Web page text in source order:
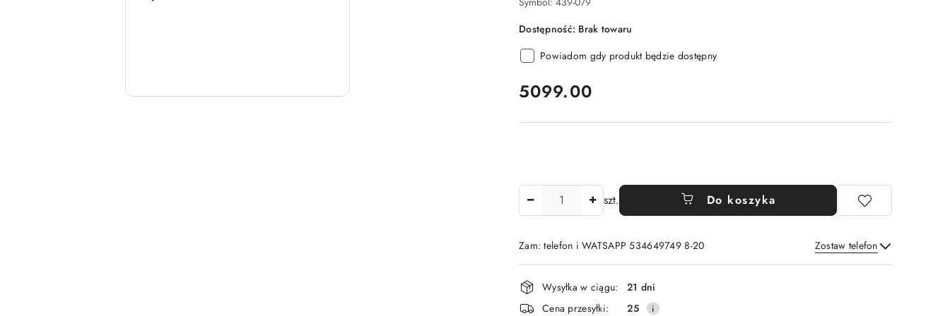
Dostępność: Brak towaru
Powiadom gdy produkt będzie dostępny
cena:
5099.00
szt. Do koszyka
Zam: telefon i WATSAPP 534649749 8-20 Zostaw telefon
Wyślij
Dostępność
i
Wysyłka w ciągu:
21 dni
Cena przesyłki:
25